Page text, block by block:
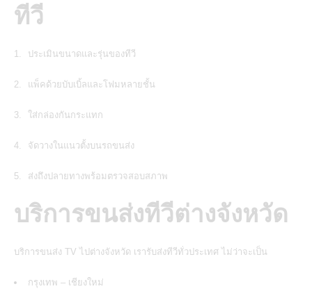
ทีวี
ประเมินขนาดและรุ่นของทีวี
แพ็คด้วยบับเบิ้ลและโฟมหลายชั้น
ใส่กล่องกันกระแทก
จัดวางในแนวตั้งบนรถขนส่ง
ส่งถึงปลายทางพร้อมตรวจสอบสภาพ
บริการขนส่งทีวีต่างจังหวัด
บริการขนส่ง TV ไปต่างจังหวัด เรารับส่งทีวีทั่วประเทศ ไม่ว่าจะเป็น
กรุงเทพ – เชียงใหม่